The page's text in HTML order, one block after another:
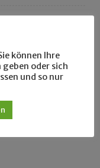
können Ihre
oder sich
und so nur